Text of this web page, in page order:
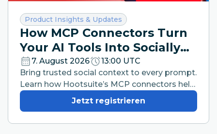
Kategorie:
Product Insights & Updates
How MCP Connectors Turn
Your AI Tools Into Socially
Intelligent Workspaces
7. August 2026
13:00 UTC
Bring trusted social context to every prompt.
Learn how Hootsuite’s MCP connectors help
your team work faster from the AI tools they
already use.
Jetzt registrieren